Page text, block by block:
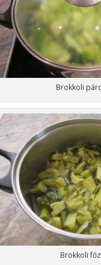
Brokkoli
Brokkoli